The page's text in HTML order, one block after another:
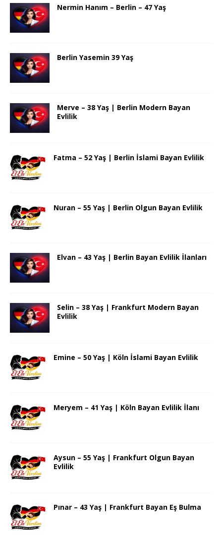
Nermin Hanım – Berlin – 47 Yaş
Berlin Yasemin 39 Yaş
Merve – 38 Yaş | Berlin Modern Bayan
Evlilik
Fatma – 52 Yaş | Berlin İslami Bayan Evlilik
Nuran – 55 Yaş | Berlin Olgun Bayan Evlilik
Elvan – 43 Yaş | Berlin Bayan Evlilik İlanları
Selin – 38 Yaş | Frankfurt Modern Bayan
Evlilik
Emine – 50 Yaş | Köln İslami Bayan Evlilik
Meryem – 41 Yaş | Köln Bayan Evlilik İlanı
Aysun – 55 Yaş | Frankfurt Olgun Bayan
Evlilik
Pınar – 43 Yaş | Frankfurt Bayan Eş Bulma